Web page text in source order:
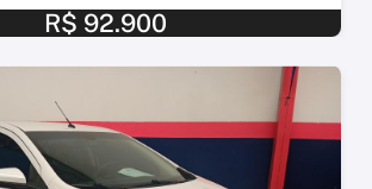
R$ 92.900